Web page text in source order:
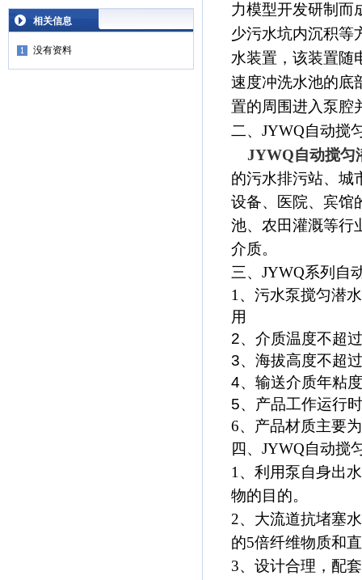
相关信息
没有资料
力模型开发研制而
少污水坑内沉积等
水装置，该装置随
速度冲洗水池的底
置的周围进入泵腔
二、JYWQ自动搅
JYWQ自动搅匀
的污水排污站、城
设备、医院、宾馆
池、农田灌溉等行
介质。
三、JYWQ系列自
1、污水泵搅匀潜
用
2、介质温度不超
3、海拔高度不超
4、输送介质年粘
5、产品工作运行
6、产品材质主要
四、JYWQ自动搅
1、利用泵自身出
物的目的。
2、大流道抗堵塞
的5倍纤维物质和
3、设计合理，配